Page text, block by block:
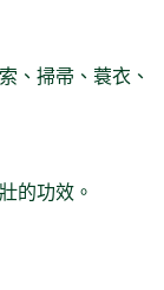
、掃帚、蓑衣、
的功效。